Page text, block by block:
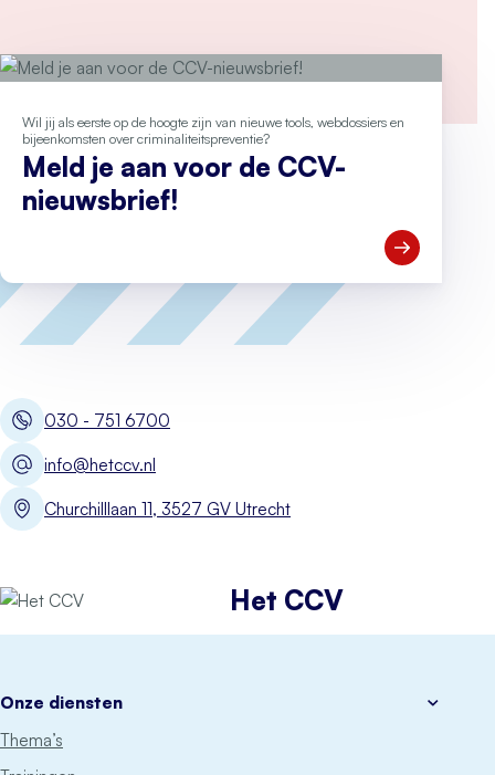
Wil jij als eerste op de hoogte zijn van nieuwe tools, webdossiers en
bijeenkomsten over criminaliteitspreventie?
Meld je aan voor de CCV-
nieuwsbrief!
Open Meld
030 - 751 6700
info@hetccv.nl
Churchilllaan 11, 3527 GV Utrecht
Het CCV
Onze diensten
Thema’s